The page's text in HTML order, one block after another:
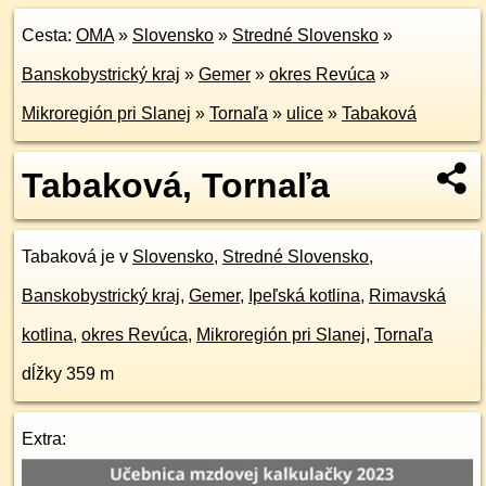
Cesta: OMA» Slovensko » Stredné Slovensko »
Banskobystrický kraj » Gemer » okres Revúca »
Mikroregión pri Slanej » Tornaľa » ulice » Tabaková
Tabaková, Tornaľa
Tabaková je v Slovensko, Stredné Slovensko,
Banskobystrický kraj, Gemer, Ipeľská kotlina, Rimavská
kotlina, okres Revúca, Mikroregión pri Slanej, Tornaľa
dĺžky 359 m
Extra: